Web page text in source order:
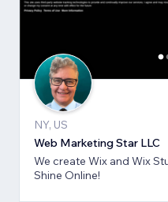
NY, US
Web Marketing Star LLC
We create Wix and Wix
Shine Online!